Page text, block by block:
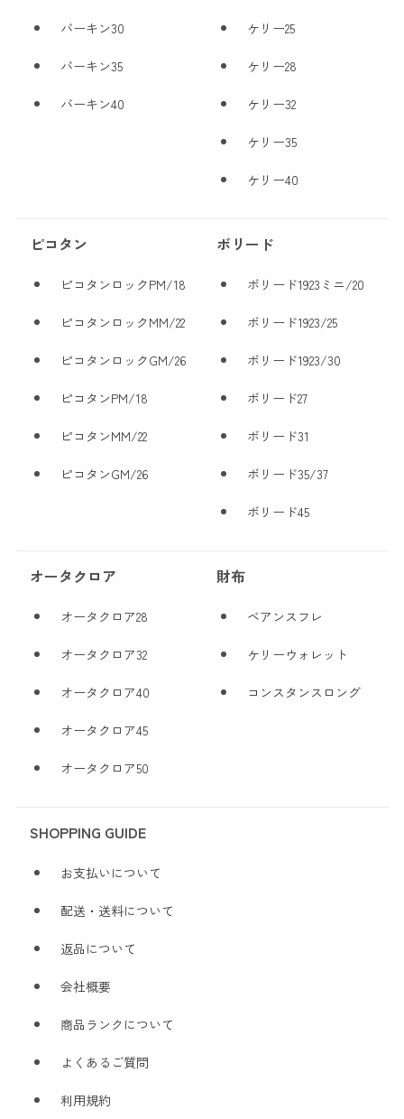
バーキン30
バーキン35
バーキン40
ケリー25
ケリー28
ケリー32
ケリー35
ケリー40
ピコタン
ピコタンロックPM/18
ピコタンロックMM/22
ピコタンロックGM/26
ピコタンPM/18
ピコタンMM/22
ピコタンGM/26
ボリード
ボリード1923ミニ/20
ボリード1923/25
ボリード1923/30
ボリード27
ボリード31
ボリード35/37
ボリード45
オータクロア
オータクロア28
オータクロア32
オータクロア40
オータクロア45
オータクロア50
財布
ベアンスフレ
ケリーウォレット
コンスタンスロング
SHOPPING GUIDE
お支払いについて
配送・送料について
返品について
会社概要
商品ランクについて
よくあるご質問
利用規約